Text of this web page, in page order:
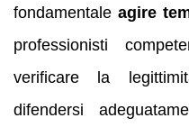
fondamentaleagire
professionisti
verificare la
difendersi